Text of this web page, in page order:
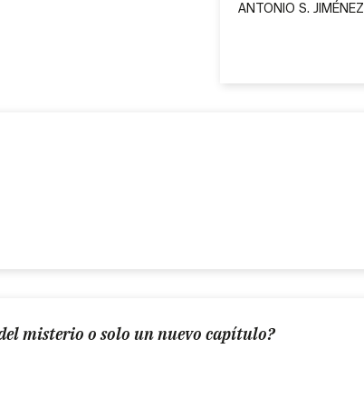
ANTONIO S. JIMÉNEZ
misterio o solo un nuevo capítulo?